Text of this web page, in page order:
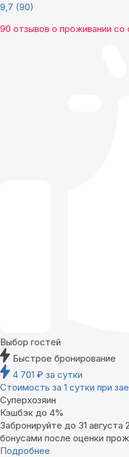
9,7 (90)
90 отзывов о проживании со
Выбор гостей
Быстрое бронирование
4 701 ₽ за сутки
Стоимость за 1 сутки при
Суперхозяин
Кэшбэк до 4%
Забронируйте до 31
бонусами после оценки
Подробнее